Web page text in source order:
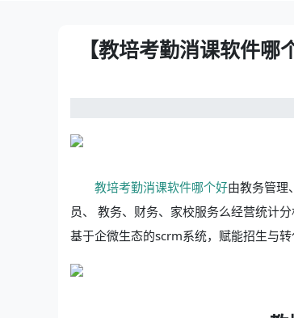
资讯详情：【教培考勤消课软
【教培考勤消课软件
教培考勤消课软件哪个好由教务管理
员、 教务、财务、家校服务么经营统计
基于企微生态的scrm系统，赋能招生与